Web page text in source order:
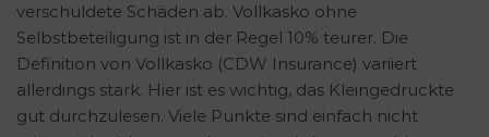
verschuldete Schäden ab. Vollkasko ohne
Selbstbeteiligung ist in der Regel 10% teurer. Die
Definition von Vollkasko (CDW Insurance) variiert
allerdings stark. Hier ist es wichtig, das Kleingedruckte
gut durchzulesen. Viele Punkte sind einfach nicht